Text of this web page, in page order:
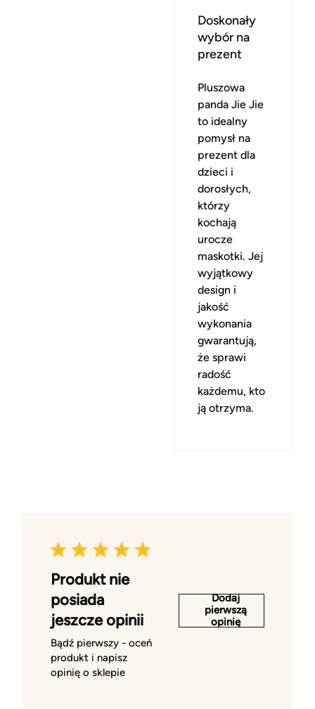
Doskonały
wybór na
prezent
Pluszowa
panda Jie Jie
to idealny
pomysł na
prezent dla
dzieci i
dorosłych,
którzy
kochają
urocze
maskotki. Jej
wyjątkowy
design i
jakość
wykonania
gwarantują,
że sprawi
radość
każdemu, kto
ją otrzyma.
Produkt nie
posiada
jeszcze opinii
Bądź pierwszy - oceń
produkt i napisz
opinię o sklepie
Dodaj
pierwszą
opinię